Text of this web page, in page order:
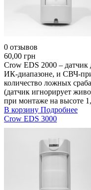
0 отзывов
60,00 грн
Crow EDS 2000 – датчик
ИК-диапазоне, и СВЧ-
количество ложных
(датчик игнорирует
при монтаже на высоте
В корзину Подробнее
Crow EDS 3000